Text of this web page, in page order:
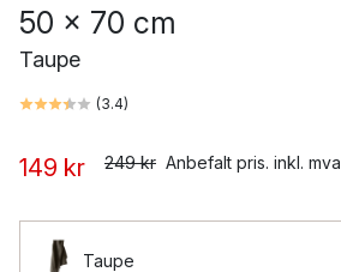
50 x 70 cm
Taupe
(3.4)
149 kr 249 kr Anbefalt pris. inkl. mva
Taupe